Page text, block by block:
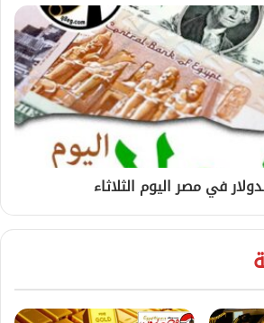
في مصر اليوم الثلاثاء